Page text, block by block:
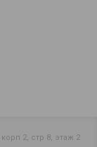
2, стр 8, этаж 2